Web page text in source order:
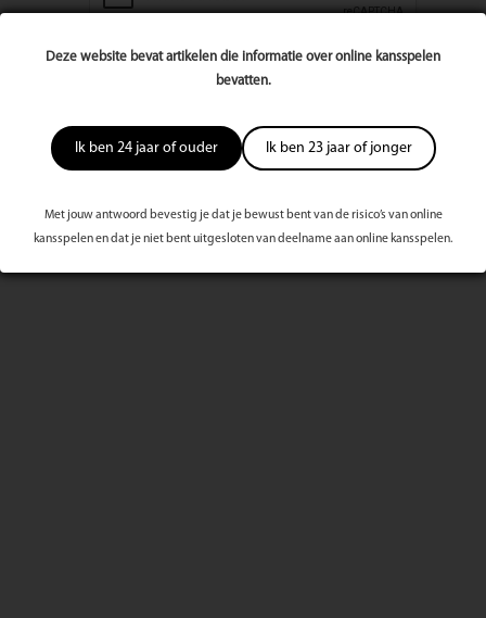
Deze website bevat artikelen die informatie over online kansspelen
bevatten.
Ik ben 24 jaar of ouder Ik ben 23 jaar of jonger
Met jouw antwoord bevestig je dat je bewust bent van de risico’s van online
kansspelen en dat je niet bent uitgesloten van deelname aan online kansspelen.
Meest bekeken dit kwartaal